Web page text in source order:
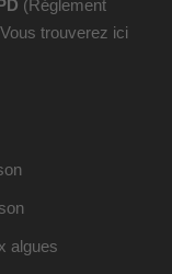
(Réglement
trouverez ici
algues